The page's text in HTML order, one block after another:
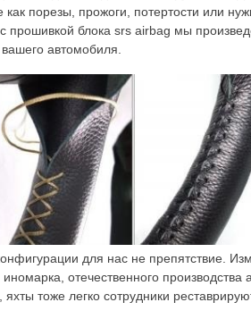
как порезы, прожоги, потертости или
прошивкой блока srs airbag мы
автомобиля.
для нас не препятствие.
иномарка, отечественного
яхты тоже легко сотрудники